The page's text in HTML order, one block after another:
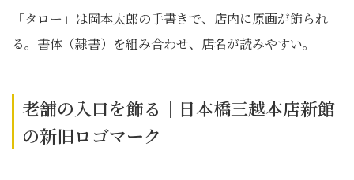
「タロー」は岡本太郎の手書きで、店内に原画が飾られ
る。書体（隷書）を組み合わせ、店名が読みやすい。
老舗の入口を飾る｜日本橋三越本店新館
の新旧ロゴマーク